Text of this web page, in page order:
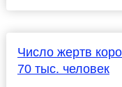
Число жертв
70 тыс. человек